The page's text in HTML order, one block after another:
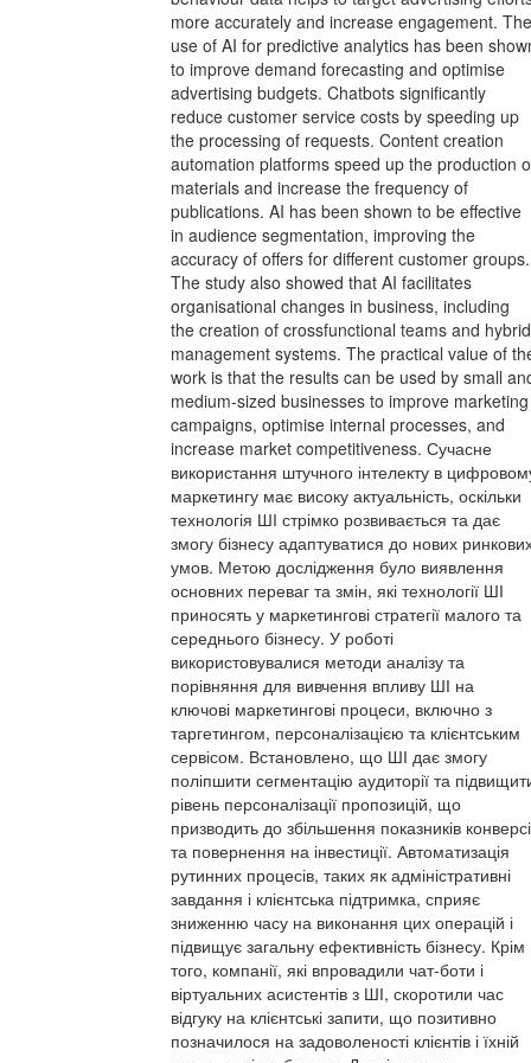
more accurately and increase engagement. The
use of AI for predictive analytics has been
to improve demand forecasting and optimise
advertising budgets. Chatbots significantly
reduce customer service costs by speeding up
the processing of requests. Content creation
automation platforms speed up the production
materials and increase the frequency of
publications. AI has been shown to be effective
in audience segmentation, improving the
accuracy of offers for different customer groups.
The study also showed that AI facilitates
organisational changes in business, including
the creation of crossfunctional teams and hybrid
management systems. The practical value of
work is that the results can be used by small
medium-sized businesses to improve marketing
campaigns, optimise internal processes, and
increase market competitiveness. Сучасне
використання штучного інтелекту в
маркетингу має високу актуальність, оскільки
технологія ШІ стрімко розвивається та дає
змогу бізнесу адаптуватися до нових
умов. Метою дослідження було виявлення
основних переваг та змін, які технології ШІ
приносять у маркетингові стратегії малого та
середнього бізнесу. У роботі
використовувалися методи аналізу та
порівняння для вивчення впливу ШІ на
ключові маркетингові процеси, включно з
таргетингом, персоналізацією та клієнтським
сервісом. Встановлено, що ШІ дає змогу
поліпшити сегментацію аудиторії та
рівень персоналізації пропозицій, що
призводить до збільшення показників
та повернення на інвестиції. Автоматизація
рутинних процесів, таких як адміністративні
завдання і клієнтська підтримка, сприяє
зниженню часу на виконання цих операцій і
підвищує загальну ефективність бізнесу. Крім
того, компанії, які впровадили чат-боти і
віртуальних асистентів з ШІ, скоротили час
відгуку на клієнтські запити, що позитивно
позначилося на задоволеності клієнтів і їхній